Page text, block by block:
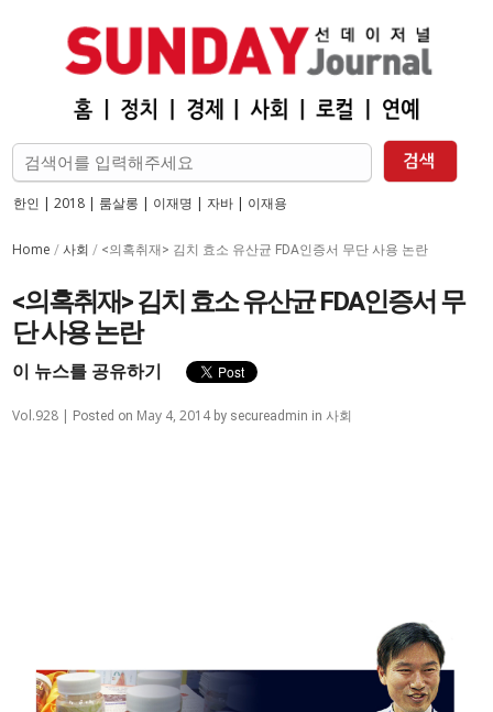
한인 | 2018| 룸살롱 | 이재명 | 자바| 이재용
Home /사회 / <의혹취재> 김치 효소 유산균 FDA인증서 무단 사용 논란
<의혹취재> 김치 효소 유산균 FDA인증서 무
단 사용 논란
이 뉴스를 공유하기
Vol.928 | Posted on May 4, 2014by secureadmin in 사회